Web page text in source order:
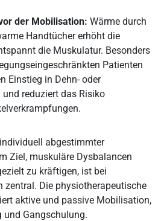
der Mobilisation: Wärme durch
Handtücher erhöht die
die Muskulatur. Besonders
Patienten
Einstieg in Dehn- oder
reduziert das Risiko
abgestimmter
Ziel, muskuläre Dysbalancen
zu kräftigen, ist bei
zentral. Die physiotherapeutische
aktive und passive Mobilisation,
und Gangschulung.